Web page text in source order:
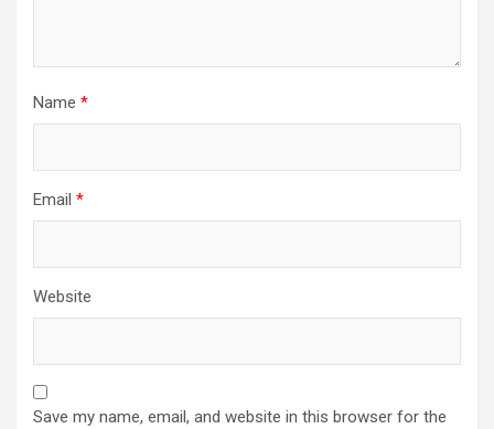
Name *
Email *
Website
Save my name, email, and website in this browser for the